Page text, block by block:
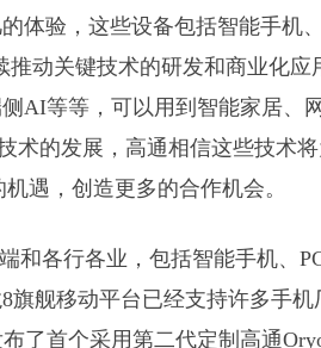
体验，这些设备包括智能手机
动关键技术的研发和商业化应
AI等等，可以用到智能家居、
术的发展，高通相信这些技术将
遇，创造更多的合作机会。
和各行各业，包括智能手机、
舰移动平台已经支持许多手机
了首个采用第二代定制高通